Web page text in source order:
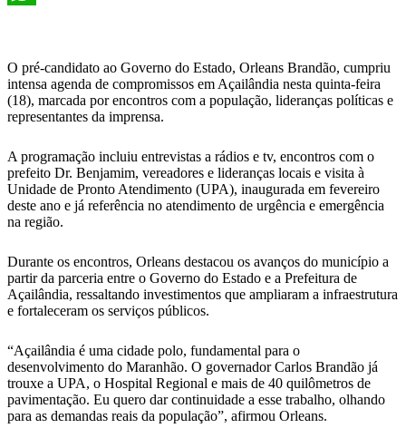
O pré-candidato ao Governo do Estado, Orleans Brandão, cumpriu
intensa agenda de compromissos em Açailândia nesta quinta-feira
(18), marcada por encontros com a população, lideranças políticas e
representantes da imprensa.
A programação incluiu entrevistas a rádios e tv, encontros com o
prefeito Dr. Benjamim, vereadores e lideranças locais e visita à
Unidade de Pronto Atendimento (UPA), inaugurada em fevereiro
deste ano e já referência no atendimento de urgência e emergência
na região.
Durante os encontros, Orleans destacou os avanços do município a
partir da parceria entre o Governo do Estado e a Prefeitura de
Açailândia, ressaltando investimentos que ampliaram a infraestrutura
e fortaleceram os serviços públicos.
“Açailândia é uma cidade polo, fundamental para o
desenvolvimento do Maranhão. O governador Carlos Brandão já
trouxe a UPA, o Hospital Regional e mais de 40 quilômetros de
pavimentação. Eu quero dar continuidade a esse trabalho, olhando
para as demandas reais da população”, afirmou Orleans.